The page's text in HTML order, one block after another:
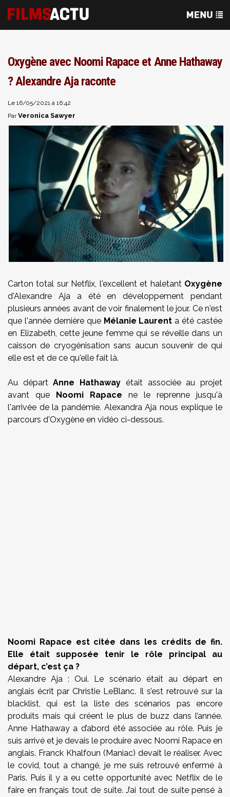
Oxygène avec Noomi Rapace et Anne Hathaway
? Alexandre Aja raconte
Le 16/05/2021 à 16:42
ParVeronica Sawyer
Carton total sur Netflix, l'excellent et haletant Oxygène
d'Alexandre Aja a été en développement pendant
plusieurs années avant de voir finalement le jour. Ce n'est
que l'année dernière queMélanie Laurent a été castée
en Elizabeth, cette jeune femme qui se réveille dans un
caisson de cryogénisation sans aucun souvenir de qui
elle est et de ce qu'elle fait là.
Au départAnne Hathaway était associée au projet
avant que
Noomi Rapace ne le reprenne jusqu'à
l'arrivée de la pandémie. Alexandra Aja nous explique le
parcours d'Oxygène en vidéo ci-dessous.
Noomi Rapace est citée dans les crédits de fin.
Elle était supposée tenir le rôle principal au
départ, c’est ça ?
Alexandre Aja : Oui. Le scénario était au départ en
anglais écrit par Christie LeBlanc. Il s’est retrouvé sur la
blacklist, qui est la liste des scénarios pas encore
produits mais qui créent le plus de buzz dans l’année.
Anne Hathaway a d’abord été associée au rôle. Puis je
suis arrivé et je devais le produire avec Noomi Rapace en
anglais. Franck Khalfoun (Maniac) devait le réaliser. Avec
le covid, tout a changé, je me suis retrouvé enfermé à
Paris. Puis il y a eu cette opportunité avec Netflix de le
faire en français tout de suite. J’ai tout de suite pensé à